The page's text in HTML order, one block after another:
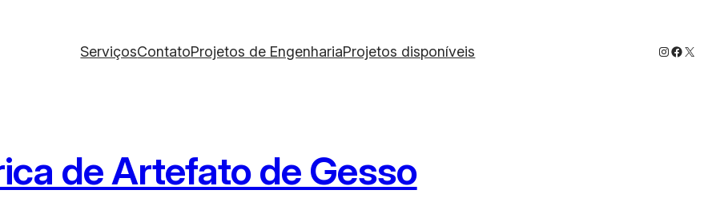
ServiçosContatoProjetos de EngenhariaProjetos disponíveis Instagram
X
de Artefato de Gesso